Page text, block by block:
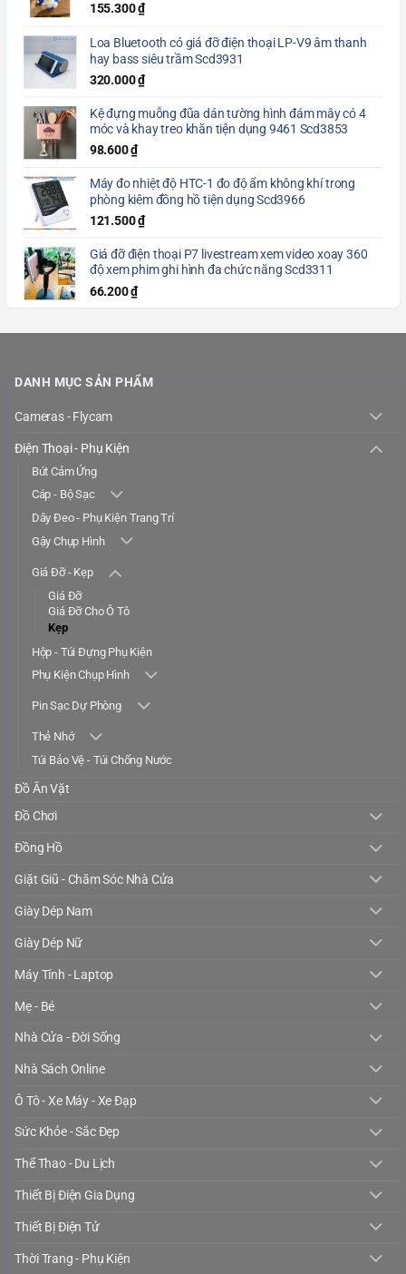
155.300₫
Loa Bluetooth có giá đỡ điện thoại LP-V9 âm thanh
hay bass siêu trầm Scd3931
320.000₫
Kệ đựng muỗng đũa dán tường hình đám mây có 4
móc và khay treo khăn tiện dụng 9461 Scd3853
98.600₫
Máy đo nhiệt độ HTC-1 đo độ ẩm không khí trong
phòng kiêm đồng hồ tiện dụng Scd3966
121.500₫
Giá đỡ điện thoại P7 livestream xem video xoay 360
độ xem phim ghi hình đa chức năng Scd3311
66.200₫
DANH MỤC SẢN PHẨM
Cameras - Flycam
Điện Thoại - Phụ Kiện
Bút Cảm Ứng
Cáp - Bộ Sạc
Dây Đeo - Phụ Kiện Trang Trí
Gậy Chụp Hình
Giá Đỡ - Kẹp
Giá Đỡ
Giá Đỡ Cho Ô Tô
Kẹp
Hộp - Túi Đựng Phụ Kiện
Phụ Kiện Chụp Hình
Pin Sạc Dự Phòng
Thẻ Nhớ
Túi Bảo Vệ - Túi Chống Nước
Đồ Ăn Vặt
Đồ Chơi
Đồng Hồ
Giặt Giũ - Chăm Sóc Nhà Cửa
Giày Dép Nam
Giày Dép Nữ
Máy Tính - Laptop
Mẹ - Bé
Nhà Cửa - Đời Sống
Nhà Sách Online
Ô Tô - Xe Máy - Xe Đạp
Sức Khỏe - Sắc Đẹp
Thể Thao - Du Lịch
Thiết Bị Điện Gia Dụng
Thiết Bị Điện Tử
Thời Trang - Phụ Kiện